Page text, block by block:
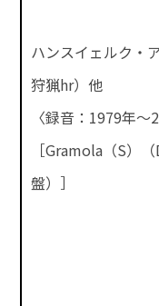
ハンスイェルク・
狩猟hr）他
〈録音：1979年～
［Gramola（S）
盤）］